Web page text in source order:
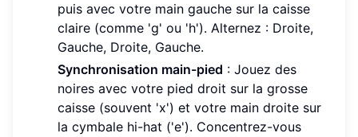
puis avec votre main gauche sur la caisse
claire (comme 'g' ou 'h'). Alternez : Droite,
Gauche, Droite, Gauche.
Synchronisation main-pied : Jouez des
noires avec votre pied droit sur la grosse
caisse (souvent 'x') et votre main droite sur
la cymbale hi-hat ('e'). Concentrez-vous